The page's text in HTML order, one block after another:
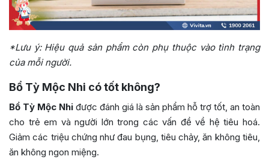
*Lưu ý: Hiệu quả sản phẩm còn phụ thuộc vào tình trạng
của mỗi người.
Bổ Tỳ Mộc Nhi có tốt không?
Bổ Tỳ Mộc Nhi được đánh giá là sản phẩm hỗ trợ tốt, an toàn
cho trẻ em và người lớn trong các vấn đề về hệ tiêu hoá.
Giảm các triệu chứng như đau bụng, tiêu chảy, ăn không tiêu,
ăn không ngon miệng.